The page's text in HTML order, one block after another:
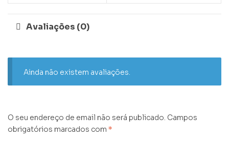
Avaliações (0)
Ainda não existem avaliações.
O seu endereço de email não será publicado. Campos
obrigatórios marcados com *